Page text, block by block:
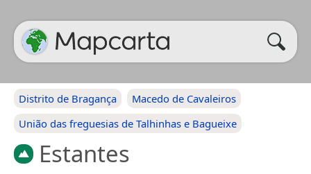
Distrito de Bragança
Macedo de Cavaleiros
União das freguesias de Talhinhas e Bagueixe
Estantes